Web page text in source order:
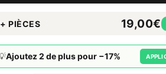
PIÈCES 19,00€
Ajoutez 2 de plus pour −17%